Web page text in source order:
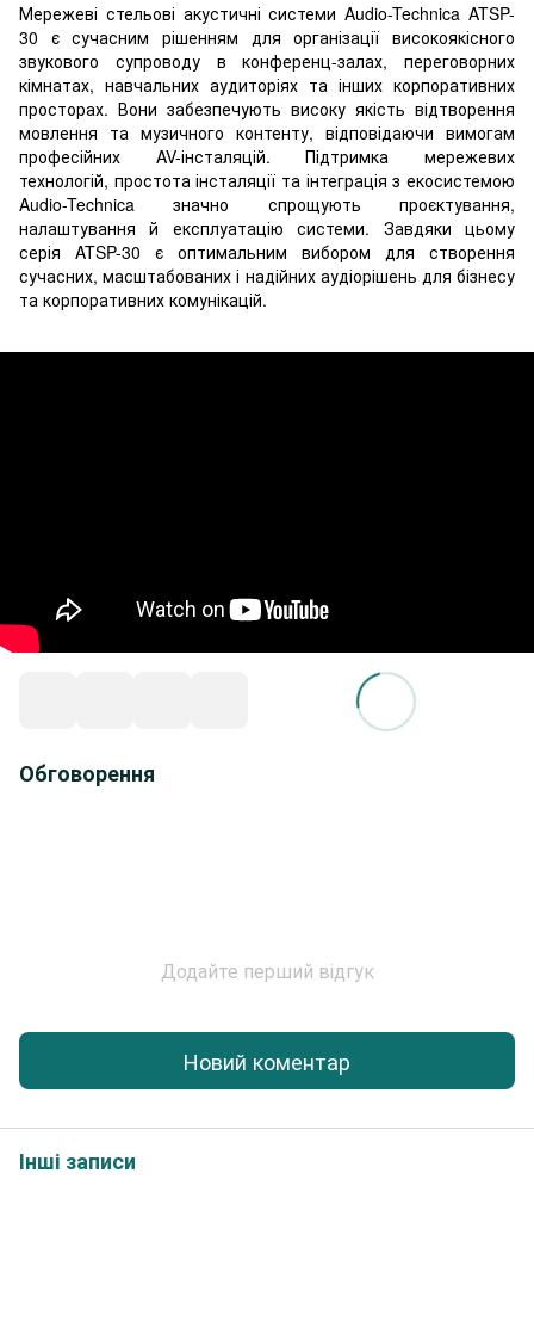
Мережеві стельові акустичні системи Audio-Technica ATSP-
30 є сучасним рішенням для організації високоякісного
звукового супроводу в конференц-залах, переговорних
кімнатах, навчальних аудиторіях та інших корпоративних
просторах. Вони забезпечують високу якість відтворення
мовлення та музичного контенту, відповідаючи вимогам
професійних AV-інсталяцій. Підтримка мережевих
технологій, простота інсталяції та інтеграція з екосистемою
Audio-Technica значно спрощують проєктування,
налаштування й експлуатацію системи. Завдяки цьому
серія ATSP-30 є оптимальним вибором для створення
сучасних, масштабованих і надійних аудіорішень для бізнесу
та корпоративних комунікацій.
Обговорення
Додайте перший відгук
Новий коментар
Інші записи